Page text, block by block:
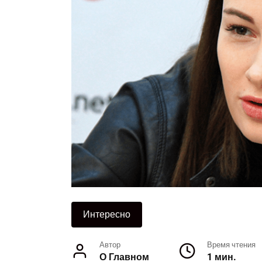
Интересно
Автор
О Главном
Время чтения
1 мин.